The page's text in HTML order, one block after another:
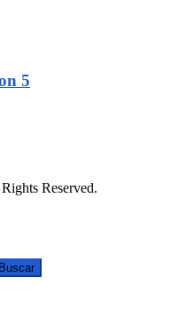
5
Reserved.
Buscar